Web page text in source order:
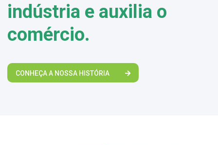
indústria e auxilia o
comércio.
CONHEÇA A NOSSA HISTÓRIA